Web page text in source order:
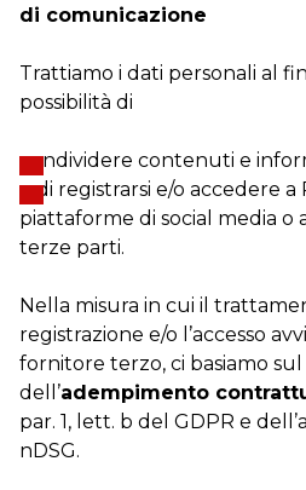
di comunicazione
Trattiamo i dati personali al
possibilità di
condividere contenuti e
e di registrarsi e/o accedere
piattaforme di social media o
terze parti.
Nella misura in cui il
registrazione e/o l’accesso
fornitore terzo, ci basiamo
dell’adempimento
par. 1, lett. b del GDPR e
nDSG.